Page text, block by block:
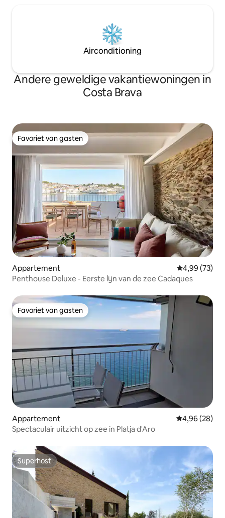
Airconditioning
Andere geweldige vakantiewoningen in
Costa Brava
Favoriet van gasten
Favoriet van gasten
Appartement Gemiddelde
4,99 (73)
Penthouse Deluxe - Eerste lijn van de zee Cadaques
Favoriet van gasten
Favoriet van gasten
Appartement Gemiddelde
4,96 (28)
Spectaculair uitzicht op zee in Platja d'Aro
Superhost
Superhost